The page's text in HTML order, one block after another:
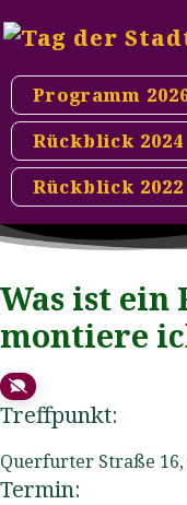
Programm
Rückblick 2024
Rückblick 2022
Was ist ein
montiere
Treffpunkt:
Querfurter Straße 16,
Termin: